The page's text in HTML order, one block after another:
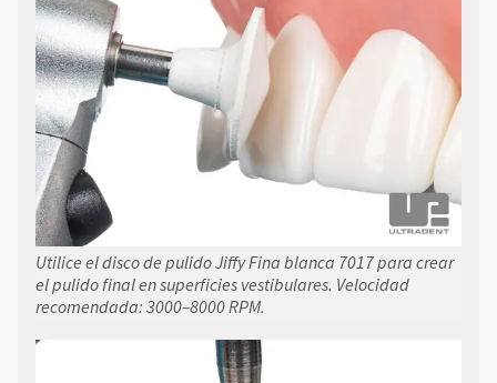
Utilice el disco de pulido Jiffy Fina blanca 7017 para crear
el pulido final en superficies vestibulares. Velocidad
recomendada: 3000–8000 RPM.